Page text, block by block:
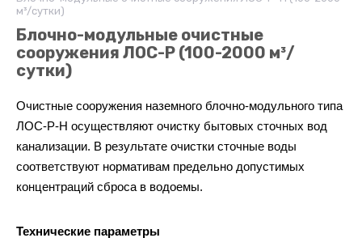
м³/сутки)
Блочно-модульные очистные
сооружения ЛОС-Р (100-2000 м³/
сутки)
Очистные сооружения наземного блочно-модульного типа
ЛОС-Р-Н осуществляют очистку бытовых сточных вод
канализации. В результате очистки сточные воды
соответствуют нормативам предельно допустимых
концентраций сброса в водоемы.
Технические параметры